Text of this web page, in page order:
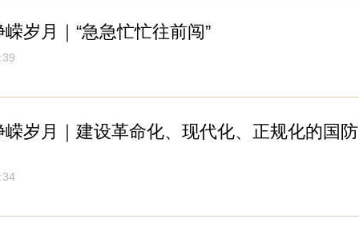
岁月｜“急急忙忙往前闯”
嵘岁月｜建设革命化、现代化、正规化的国防